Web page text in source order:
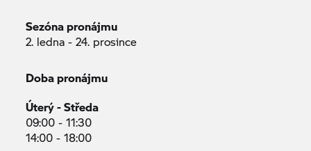
Sezóna pronájmu
2. ledna - 24. prosince
Doba pronájmu
Úterý - Středa
09:00 - 11:30
14:00 - 18:00